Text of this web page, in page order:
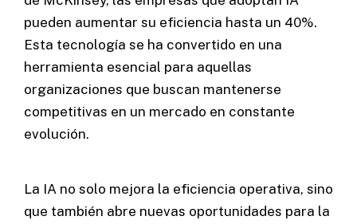
pueden aumentar su eficiencia hasta un 40%.
Esta tecnología se ha convertido en una
herramienta esencial para aquellas
organizaciones que buscan mantenerse
competitivas en un mercado en constante
evolución.
La IA no solo mejora la eficiencia operativa, sino
que también abre nuevas oportunidades para la